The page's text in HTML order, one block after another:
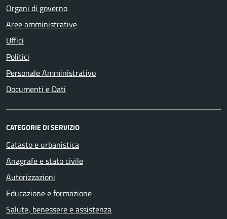
Organi di governo
Aree amministrative
Uffici
Politici
Personale Amministrativo
Documenti e Dati
CATEGORIE DI SERVIZIO
Catasto e urbanistica
Anagrafe e stato civile
Autorizzazioni
Educazione e formazione
Salute, benessere e assistenza